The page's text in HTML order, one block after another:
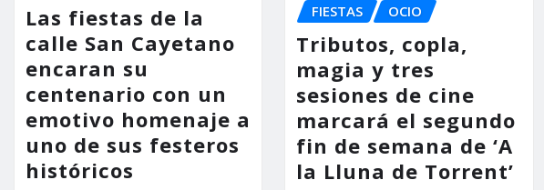
Las fiestas de la
calle San Cayetano
encaran su
centenario con un
emotivo homenaje a
uno de sus festeros
históricos
FIESTAS
OCIO
Tributos, copla,
magia y tres
sesiones de cine
marcará el segundo
fin de semana de ‘A
la Lluna de Torrent’